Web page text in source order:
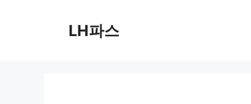
LH파스